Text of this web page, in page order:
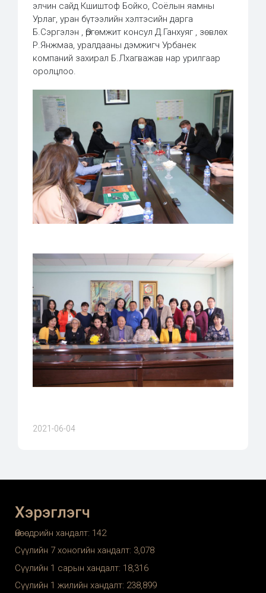
элчин сайд Кшиштоф Бойко, Соёлын яамны
Урлаг, уран бүтээлийн хэлтэсийн дарга
Б.Сэргэлэн , Өргөмжит консул Д.Ганхуяг , зөвлөх
Р.Янжмаа, уралдааны дэмжигч Урбанек
компаний захирал Б.Лхагважав нар урилгаар
оролцлоо.
2021-06-04
Хэрэглэгч
Өнөөдрийн хандалт: 142
Сүүлийн 7 хоногийн хандалт: 3,078
Сүүлийн 1 сарын хандалт: 18,316
Сүүлийн 1 жилийн хандалт: 238,899